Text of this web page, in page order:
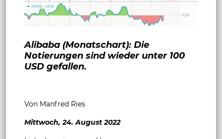
Alibaba (Monatschart): Die
Notierungen sind wieder unter 100
USD gefallen.
Von Manfred Ries
Mittwoch, 24. August 2022